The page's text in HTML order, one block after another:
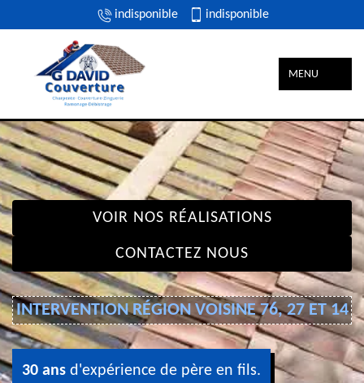
indisponible indisponible
MENU
VOIR NOS RÉALISATIONS
CONTACTEZ NOUS
INTERVENTION RÉGION VOISINE 76, 27 ET 14
30 ans d'expérience de père en fils.